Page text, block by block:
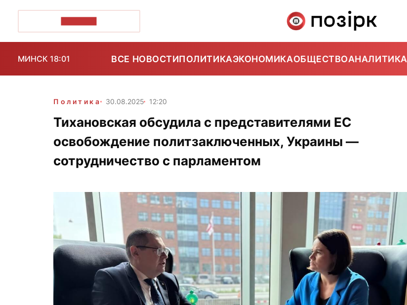
МИНСК 18:01 ВСЕ НОВОСТИПОЛИТИКАЭКОНОМИКАОБЩЕСТВОАНАЛИТИКА
Политика 30.08.2025 12:20
Тихановская обсудила с представителями ЕС
освобождение политзаключенных, Украины —
сотрудничество с парламентом